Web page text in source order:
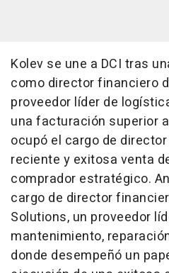
Kolev se une a DCI tras
como director financiero
proveedor líder de
una facturación superior
ocupó el cargo de
reciente y exitosa venta
comprador estratégico.
cargo de director
Solutions, un proveedor
mantenimiento,
donde desempeñó un